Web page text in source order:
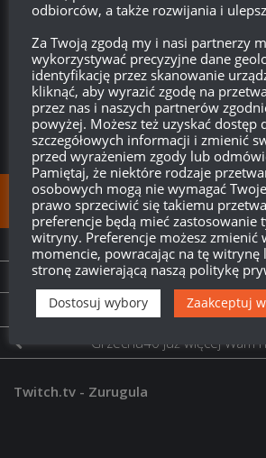
przecież on jest u Niemców na V
-1 Odpowiedz
FOLLOW:
NEXT STORY
T-22 cp. HD
PREVIOUS STORY
Grzechu40 już więcej Wam
Twitch.tv - Zurugula
odbiorców, a także rozwijania i
Za Twoją zgodą my i nasi partnerzy
wykorzystywać precyzyjne dane
identyfikację przez skanowanie
kliknąć, aby wyrazić zgodę na
przez nas i naszych partnerów
powyżej. Możesz też uzyskać dostęp
szczegółowych informacji i zmienić
przed wyrażeniem zgody lub
Pamiętaj, że niektóre rodzaje
osobowych mogą nie wymagać
prawo sprzeciwić się takiemu
preferencje będą mieć zastosowanie
witryny. Preferencje możesz zmienić
momencie, powracając na tę witrynę
stronę zawierającą naszą politykę
Dostosuj wybory Zaakceptuj